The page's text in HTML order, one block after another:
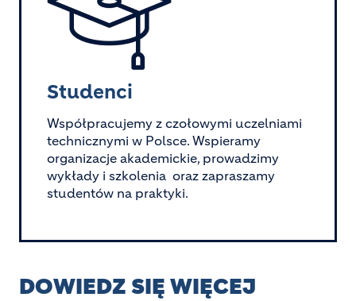
Studenci
Współpracujemy z czołowymi uczelniami
technicznymi w Polsce. Wspieramy
organizacje akademickie, prowadzimy
wykłady i szkolenia oraz zapraszamy
studentów na praktyki.
DOWIEDZ SIĘ WIĘCEJ